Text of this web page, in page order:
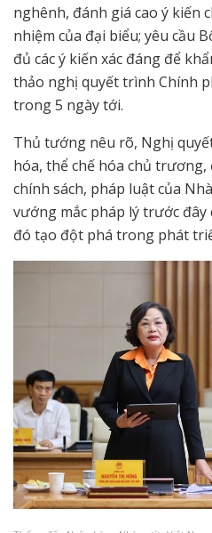
nghênh, đánh giá cao ý kiến
nhiệm của đại biểu; yêu cầu
đủ các ý kiến xác đáng để
thảo nghị quyết trình Chính
trong 5 ngày tới.
Thủ tướng nêu rõ, Nghị
hóa, thể chế hóa chủ
chính sách, pháp luật của
vướng mắc pháp lý trước
đó tạo đột phá trong phát